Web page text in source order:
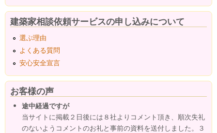
建築家相談依頼サービスの申し込みについて
選ぶ理由
よくある質問
安心安全宣言
お客様の声
途中経過ですが
当サイトに掲載２日後には８社よりコメント頂き、順次失礼
のないようコメントのお礼と事前の資料を送付しました。３